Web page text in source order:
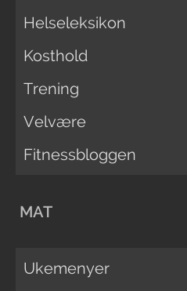
Helseleksikon
Kosthold
Trening
Velvære
Fitnessbloggen
MAT
Ukemenyer